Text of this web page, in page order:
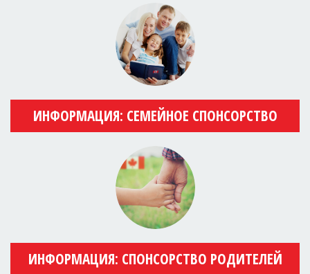
ИНФОРМАЦИЯ: СЕМЕЙНОЕ СПОНСОРСТВО
ИНФОРМАЦИЯ: СПОНСОРСТВО РОДИТЕЛЕЙ